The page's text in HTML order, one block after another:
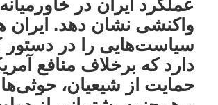
عملکرد ایران در
واکنشی نشان دهد. ایران
سیاست‌هایی را در دستور
دارد که برخلاف منافع
حمایت از شیعیان،